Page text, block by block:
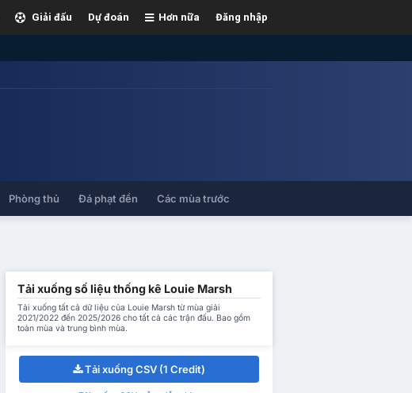
Đăng nhập
Hơn nữa
Dự đoán
Giải đấu
Phòng thủ Đá phạt đền Các mùa trước
Tải xuống số liệu thống kê Louie Marsh
Tải xuống tất cả dữ liệu của Louie Marsh từ mùa giải
2021/2022 đến 2025/2026 cho tất cả các trận đấu. Bao gồm
toàn mùa và trung bình mùa.
Tải xuống CSV (1 Credit)